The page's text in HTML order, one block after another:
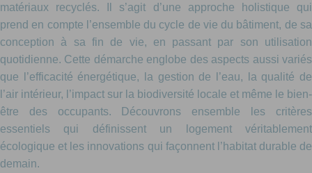
matériaux recyclés. Il s’agit d’une approche holistique qui
prend en compte l’ensemble du cycle de vie du bâtiment, de sa
conception à sa fin de vie, en passant par son utilisation
quotidienne. Cette démarche englobe des aspects aussi variés
que l’efficacité énergétique, la gestion de l’eau, la qualité de
l’air intérieur, l’impact sur la biodiversité locale et même le bien-
être des occupants. Découvrons ensemble les critères
essentiels qui définissent un logement véritablement
écologique et les innovations qui façonnent l’habitat durable de
demain.